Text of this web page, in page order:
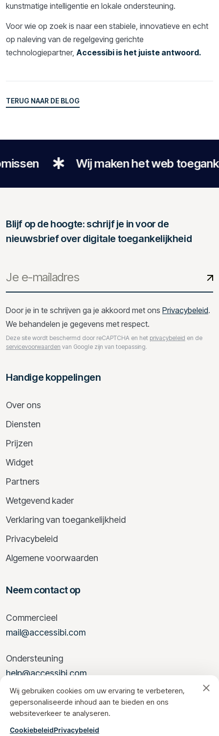
Wij gebruiken cookies om uw ervaring te verbeteren,
gepersonaliseerde inhoud aan te bieden en ons
websiteverkeer te analyseren.
CookiebeleidPrivacybeleid
kunstmatige intelligentie en lokale ondersteuning.
Voor wie op zoek is naar een stabiele, innovatieve en echt
op naleving van de regelgeving gerichte
technologiepartner, Accessibi is het juiste antwoord.
TERUG NAAR DE BLOG
TERUG NAAR DE BLOG
Wij maken het web toegankelijk
Blijf op de hoogte: schrijf je in voor de
nieuwsbrief over digitale toegankelijkheid
Door je in te schrijven ga je akkoord met ons Privacybeleid.
We behandelen je gegevens met respect.
Deze site wordt beschermd door reCAPTCHA en het privacybeleid en de
servicevoorwaarden van Google zijn van toepassing.
Handige koppelingen
Over ons
Diensten
Prijzen
Widget
Partners
Wetgevend kader
Verklaring van toegankelijkheid
Privacybeleid
Algemene voorwaarden
Neem contact op
Commercieel
mail@accessibi.com
Ondersteuning
help@accessibi.com
Log in op de Suite
Accessibi